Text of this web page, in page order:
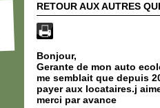
RETOUR AUX AUTRES
Bonjour,
Gerante de mon auto
me semblait que depuis
payer aux locataires.j
merci par avance